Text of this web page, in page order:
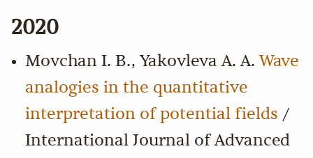
2020
Movchan I. B., Yakovleva A. A. Wave
analogies in the quantitative
interpretation of potential fields /
International Journal of Advanced